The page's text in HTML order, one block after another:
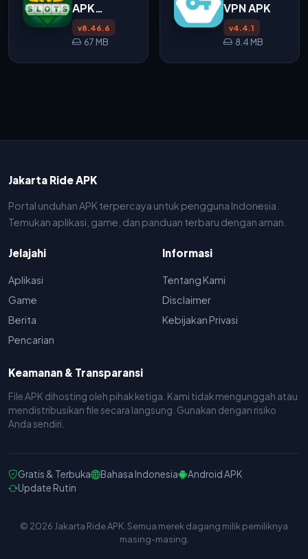
APK
v8.46.6
v8.46.6
67 MB
VPN APK
v4.4.1
8.4 MB
Jakarta Ride APK
Portal unduhan APK terpercaya untuk pengguna Indonesia.
Temukan aplikasi, game, dan panduan terbaru dengan aman.
Jelajahi
Aplikasi
Game
Berita
Pencarian
Informasi
Tentang Kami
Disclaimer
Kebijakan Privasi
Keamanan & Transparansi
File APK dihosting oleh pihak ketiga. Kami tidak mengunggah atau
mendistribusikan file secara langsung. Gunakan dengan risiko
Anda sendiri.
Gratis & Terbuka Bahasa Indonesia
Android APK
Update Rutin
© 2026 Jakarta Ride APK. Semua merek dagang milik pemiliknya
masing-masing.